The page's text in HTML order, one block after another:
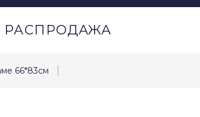
РАСПРОДАЖА
66*83см